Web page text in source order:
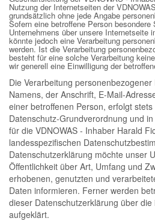
Nutzung der Internetseiten der
grundsätzlich ohne jede Angabe
Sofern eine betroffene Person besondere
Unternehmens über unsere Internetseite
könnte jedoch eine Verarbeitung
werden. Ist die Verarbeitung
besteht für eine solche Verarbeitung
wir generell eine Einwilligung der
Die Verarbeitung
Namens, der Anschrift, E-Mail-
einer betroffenen Person, erfolgt
Datenschutz-Grundverordnung und
für die VDNOWAS - Inhaber Harald
landesspezifischen
Datenschutzerklärung möchte unser
Öffentlichkeit über Art, Umfang und
erhobenen, genutzten und
Daten informieren. Ferner werden
dieser Datenschutzerklärung über
aufgeklärt.